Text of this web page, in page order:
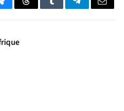
BlueskyThreadsTumblrTelegramEmail